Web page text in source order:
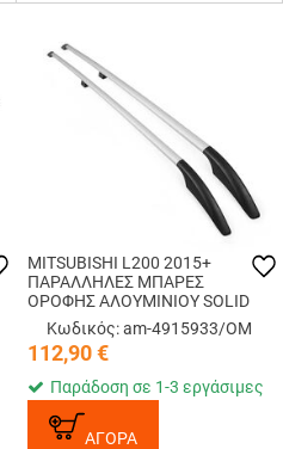
MITSUBISHI L200 2015+
ΠΑΡΑΛΛΗΛΕΣ ΜΠΑΡΕΣ
ΟΡΟΦΗΣ ΑΛΟΥΜΙΝΙΟΥ SOLID
ΑΣΗΜΙ OMTEC - 2 TEM.
Κωδικός: am-4915933/OM
112,90€
Παράδοση σε 1-3 εργάσιμες
ΑΓΟΡΑ